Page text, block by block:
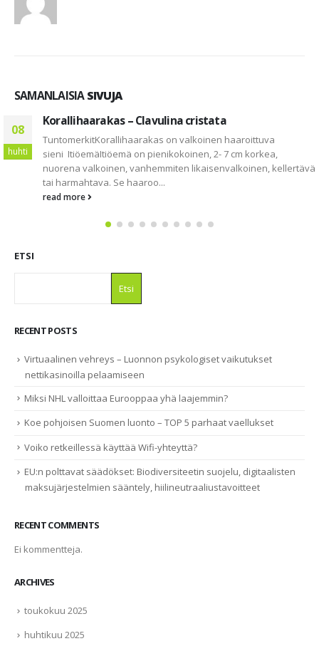
SAMANLAISIASIVUJA
08
huhti
Korallihaarakas – Clavulina cristata
TuntomerkitKorallihaarakas on valkoinen haaroittuva
sieni ItiöemäItiöemä on pienikokoinen, 2- 7 cm korkea,
nuorena valkoinen, vanhemmiten likaisenvalkoinen, kellertävä
tai harmahtava. Se haaroo...
read more
ETSI
Etsi
RECENT POSTS
Virtuaalinen vehreys – Luonnon psykologiset vaikutukset
nettikasinoilla pelaamiseen
Miksi NHL valloittaa Eurooppaa yhä laajemmin?
Koe pohjoisen Suomen luonto – TOP 5 parhaat vaellukset
Voiko retkeillessä käyttää Wifi-yhteyttä?
EU:n polttavat säädökset: Biodiversiteetin suojelu, digitaalisten
maksujärjestelmien sääntely, hiilineutraaliustavoitteet
RECENT COMMENTS
Ei kommentteja.
ARCHIVES
toukokuu 2025
huhtikuu 2025